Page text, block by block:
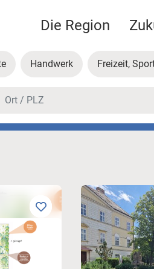
Die Region
Handwerk Freizeit,
Location or postal code